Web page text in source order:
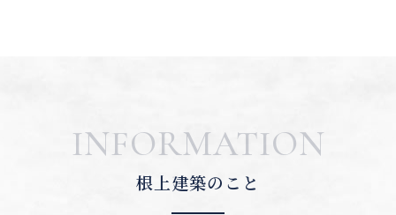
INFORMATION
根上建築のこと